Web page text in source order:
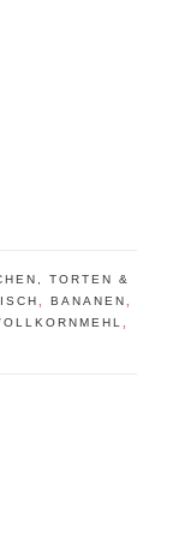
TORTEN &
BANANEN